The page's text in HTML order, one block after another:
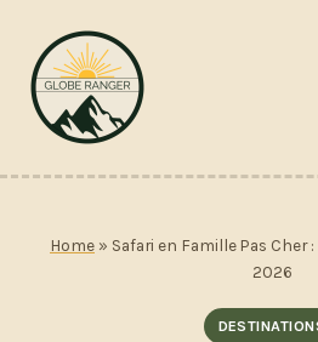
contenu
Home » Safari en Famille Pas Cher
2026